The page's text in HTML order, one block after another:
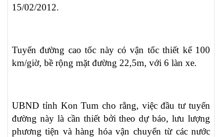
15/02/2012.
Tuyến đường cao tốc này có vận tốc thiết kế 100
km/giờ, bề rộng mặt đường 22,5m, với 6 làn xe.
UBND tỉnh Kon Tum cho rằng, việc đầu tư tuyến
đường này là cần thiết bởi theo dự báo, lưu lượng
phương tiện và hàng hóa vận chuyển từ các nước